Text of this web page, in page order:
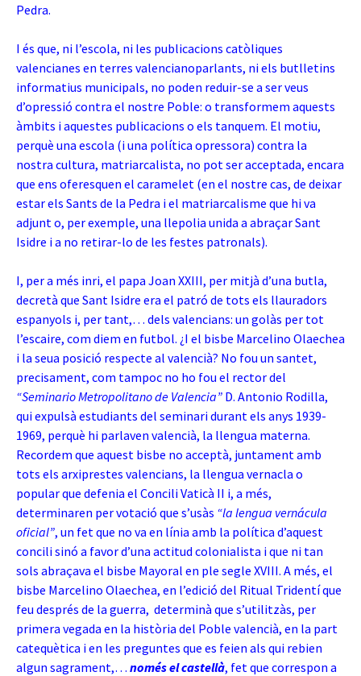
Pedra.
I és que, ni l’escola, ni les publicacions catòliques
valencianes en terres valencianoparlants, ni els butlletins
informatius municipals, no poden reduir-se a ser veus
d’opressió contra el nostre Poble: o transformem aquests
àmbits i aquestes publicacions o els tanquem. El motiu,
perquè una escola (i una política opressora) contra la
nostra cultura, matriarcalista, no pot ser acceptada, encara
que ens oferesquen el caramelet (en el nostre cas, de deixar
estar els Sants de la Pedra i el matriarcalisme que hi va
adjunt o, per exemple, una llepolia unida a abraçar Sant
Isidre i a no retirar-lo de les festes patronals).
I, per a més inri, el papa Joan XXIII, per mitjà d’una butla,
decretà que Sant Isidre era el patró de tots els llauradors
espanyols i, per tant,… dels valencians: un golàs per tot
l’escaire, com diem en futbol. ¿I el bisbe Marcelino Olaechea
i la seua posició respecte al valencià? No fou un santet,
precisament, com tampoc no ho fou el rector del
“Seminario Metropolitano de Valencia” D. Antonio Rodilla,
qui expulsà estudiants del seminari durant els anys 1939-
1969, perquè hi parlaven valencià, la llengua materna.
Recordem que aquest bisbe no acceptà, juntament amb
tots els arxiprestes valencians, la llengua vernacla o
popular que defenia el Concili Vaticà II i, a més,
determinaren per votació que s’usàs “la lengua vernácula
oficial”, un fet que no va en línia amb la política d’aquest
concili sinó a favor d’una actitud colonialista i que ni tan
sols abraçava el bisbe Mayoral en ple segle XVIII. A més, el
bisbe Marcelino Olaechea, en l’edició del Ritual Tridentí que
feu després de la guerra, determinà que s’utilitzàs, per
primera vegada en la història del Poble valencià, en la part
catequètica i en les preguntes que es feien als qui rebien
algun sagrament,… només elcastellà, fet que correspon a